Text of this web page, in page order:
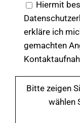
Hiermit
erkläre ich
gemachten
Bitte zeigen
wählen